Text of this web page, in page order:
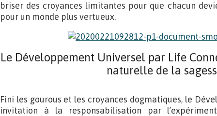
briser des croyances limitantes pour que chacun
pour un monde plus vertueux.
Le Développement Universel par Life
naturelle de la
Fini les gourous et les croyances dogmatiques, le
invitation à la responsabilisation par